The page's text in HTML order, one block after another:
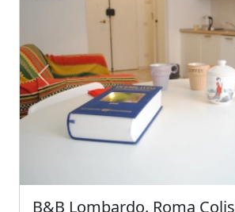
Previous
B&B Lombardo. Roma